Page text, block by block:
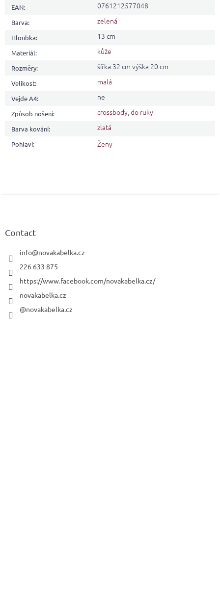
EAN: 0761212577048
Barva: zelená
Hloubka: 13 cm
Materiál: kůže
Rozměry: šířka 32 cm výška 20 cm
Velikost: malá
Vejde A4: ne
Způsob nošení: crossbody,do ruky
Barva kování: zlatá
Pohlaví: Ženy
Contact
info@novakabelka.cz
226 633 875
https://www.facebook.com/novakabelka.cz/
novakabelka.cz
@novakabelka.cz